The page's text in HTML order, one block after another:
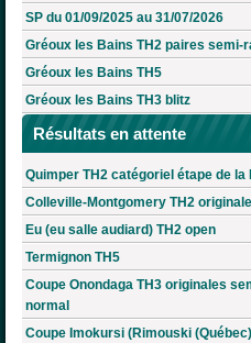
SP du 01/09/2025 au 31/07/2026
Gréoux les Bains TH2 paires semi-
Gréoux les Bains TH5
Gréoux les Bains TH3 blitz
Résultats en attente
Quimper TH2 catégoriel étape de la
Colleville-Montgomery TH2
Eu (eu salle audiard) TH2 open
Termignon TH5
Coupe Onondaga TH3 originales
normal
Coupe Imokursi (Rimouski